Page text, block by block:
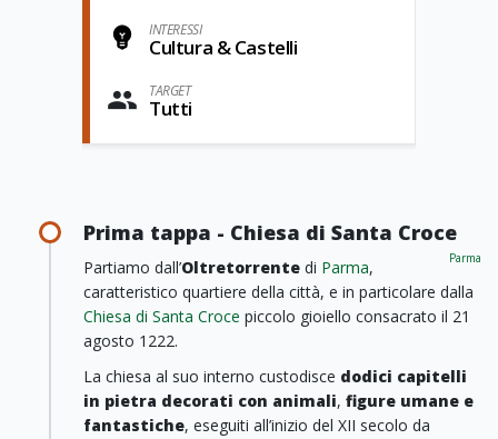
INTERESSI
Cultura & Castelli
TARGET
Tutti
Prima tappa - Chiesa di Santa Croce
Parma
Partiamo dall’Oltretorrente di Parma,
caratteristico quartiere della città, e in particolare dalla
Chiesa di Santa Croce piccolo gioiello consacrato il 21
agosto 1222.
La chiesa al suo interno custodisce dodici capitelli
in pietra decorati con animali, figure umane e
fantastiche, eseguiti all’inizio del XII secolo da